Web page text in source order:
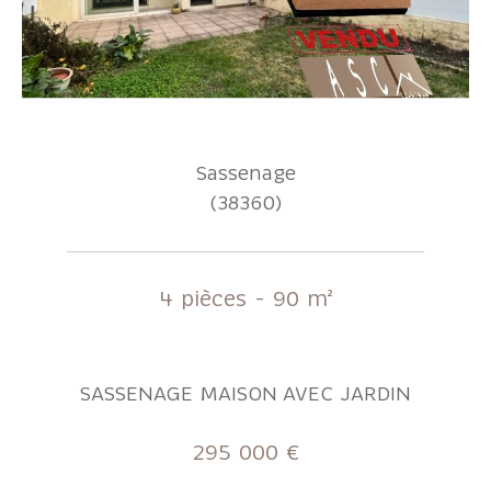
Sassenage
(38360)
4 pièces - 90 m²
SASSENAGE MAISON AVEC JARDIN
295 000 €